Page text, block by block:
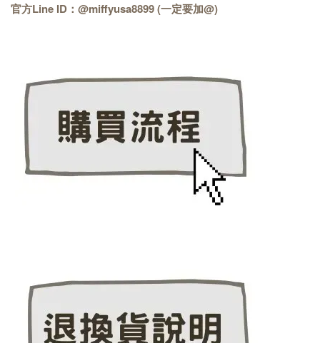
官方Line ID：@miffyusa8899 (一定要加@)